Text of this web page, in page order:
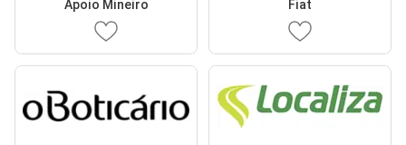
Apoio Mineiro Fiat